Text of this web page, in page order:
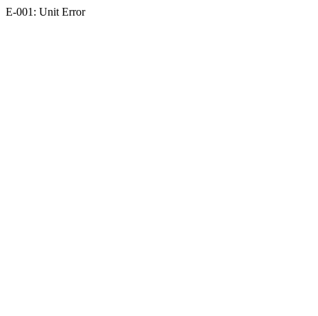
E-001: Unit Error